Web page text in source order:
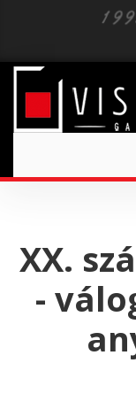
XX.
-